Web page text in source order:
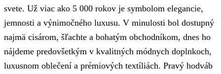
svete. Už viac ako 5 000 rokov je symbolom elegancie,
jemnosti a výnimočného luxusu. V minulosti bol dostupný
najmä cisárom, šľachte a bohatým obchodníkom, dnes ho
nájdeme predovšetkým v kvalitných módnych doplnkoch,
luxusnom oblečení a prémiových textíliách. Pravý hodváb